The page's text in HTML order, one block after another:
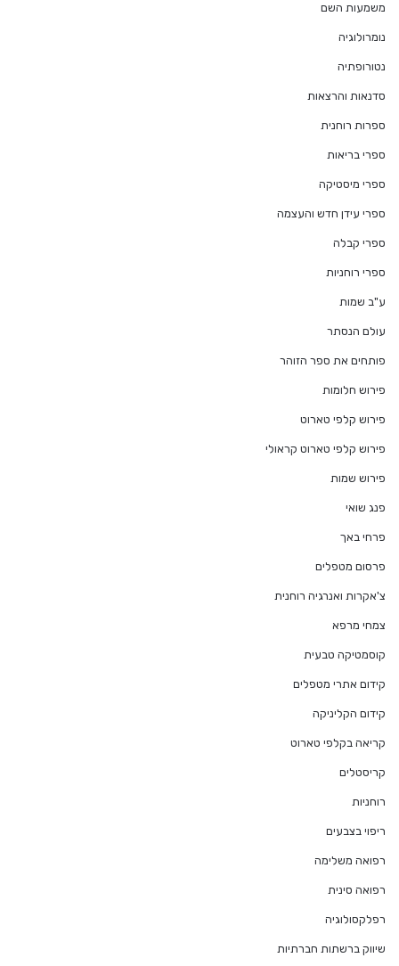
משמעות השם
נומרולוגיה
נטורופתיה
סדנאות והרצאות
ספרות רוחנית
ספרי בריאות
ספרי מיסטיקה
ספרי עידן חדש והעצמה
ספרי קבלה
ספרי רוחניות
ע"ב שמות
עולם הנסתר
פותחים את ספר הזוהר
פירוש חלומות
פירוש קלפי טארוט
פירוש קלפי טארוט קראולי
פירוש שמות
פנג שואי
פרחי באך
פרסום מטפלים
צ'אקרות ואנרגיה רוחנית
צמחי מרפא
קוסמטיקה טבעית
קידום אתרי מטפלים
קידום הקליניקה
קריאה בקלפי טארוט
קריסטלים
רוחניות
ריפוי בצבעים
רפואה משלימה
רפואה סינית
רפלקסולוגיה
שיווק ברשתות חברתיות